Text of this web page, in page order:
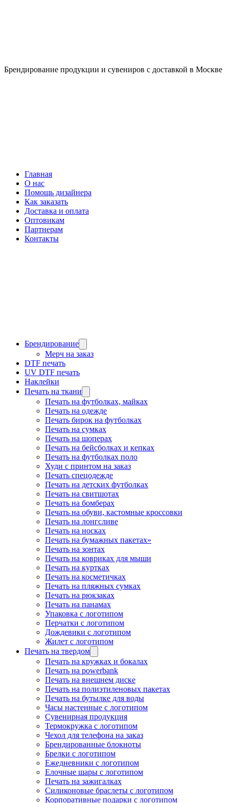
Брендирование продукции и сувениров с доставкой в Москве
Главная
О нас
Помощь дизайнера
Как заказать
Доставка и оплата
Оптовикам
Партнерам
Контакты
Брендирование
Мерч на заказ
DTF печать
UV DTF печать
Наклейки
Печать на ткани
Печать на футболках, майках
Печать на одежде
Печать бирок на футболках
Печать на сумках
Печать на шоперах
Печать на бейсболках и кепках
Печать на футболках поло
Худи с принтом на заказ
Печать спецодежде
Печать на детских футболках
Печать на свитшотах
Печать на бомберах
Печать на обуви, кастомные кроссовки
Печать на лонгсливе
Печать на носках
Печать на бумажных пакетах»
Печать на зонтах
Печать на ковриках для мыши
Печать на куртках
Печать на косметичках
Печать на пляжных сумках
Печать на рюкзаках
Печать на панамах
Упаковка с логотипом
Перчатки с логотипом
Дождевики с логотипом
Жилет с логотипом
Печать на твердом
Печать на кружках и бокалах
Печать на powerbank
Печать на внешнем диске
Печать на полиэтиленовых пакетах
Печать на бутылке для воды
Часы настенные с логотипом
Сувенирная продукция
Термокружка с логотипом
Чехол для телефона на заказ
Брендированные блокноты
Брелки с логотипом
Ежедневники с логотипом
Елочные шары с логотипом
Печать на зажигалках
Силиконовые браслеты с логотипом
Корпоративные подарки с логотипом